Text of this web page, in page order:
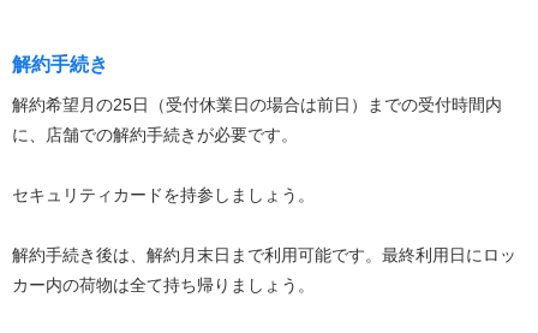
解約手続き
解約希望月の25日（受付休業日の場合は前日）までの受付時間内
に、店舗での解約手続きが必要です。
セキュリティカードを持参しましょう。
解約手続き後は、解約月末日まで利用可能です。最終利用日にロッ
カー内の荷物は全て持ち帰りましょう。